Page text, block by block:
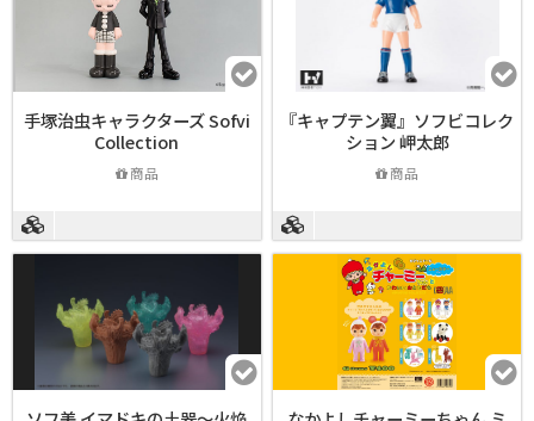
手塚治虫キャラクターズ Sofvi
Collection
商品
『キャプテン翼』ソフビコレク
ション 岬太郎
商品